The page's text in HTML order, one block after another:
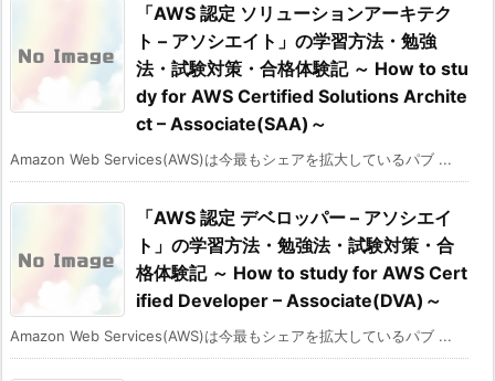
「AWS 認定 ソリューションアーキテク
ト – アソシエイト」の学習方法・勉強
法・試験対策・合格体験記 ～ How to stu
dy for AWS Certified Solutions Archite
ct – Associate(SAA)～
Amazon Web Services(AWS)は今最もシェアを拡大しているパブ ...
「AWS 認定 デベロッパー – アソシエイ
ト」の学習方法・勉強法・試験対策・合
格体験記 ～ How to study for AWS Cert
ified Developer – Associate(DVA)～
Amazon Web Services(AWS)は今最もシェアを拡大しているパブ ...